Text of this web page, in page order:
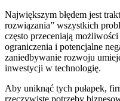
Największym błędem jest
rozwiązania” wszystkich
często przeceniają
ograniczenia i potencjalne
zaniedbywanie rozwoju
inwestycji w technologię.
Aby uniknąć tych pułapek,
rzeczywiste potrzeby